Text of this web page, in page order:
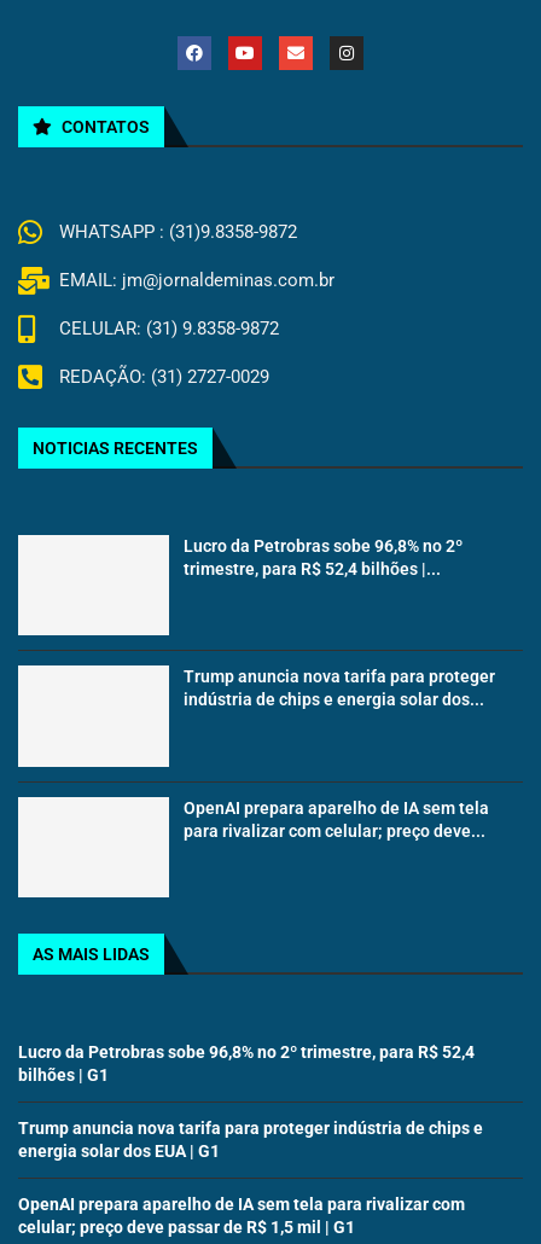
CONTATOS
WHATSAPP : (31)9.8358-9872
EMAIL: jm@jornaldeminas.com.br
CELULAR: (31) 9.8358-9872
REDAÇÃO: (31) 2727-0029
NOTICIAS RECENTES
Lucro da Petrobras sobe 96,8% no 2º
trimestre, para R$ 52,4 bilhões |...
Trump anuncia nova tarifa para proteger
indústria de chips e energia solar dos...
OpenAI prepara aparelho de IA sem tela
para rivalizar com celular; preço deve...
AS MAIS LIDAS
Lucro da Petrobras sobe 96,8% no 2º trimestre, para R$ 52,4
bilhões | G1
Trump anuncia nova tarifa para proteger indústria de chips e
energia solar dos EUA | G1
OpenAI prepara aparelho de IA sem tela para rivalizar com
celular; preço deve passar de R$ 1,5 mil | G1